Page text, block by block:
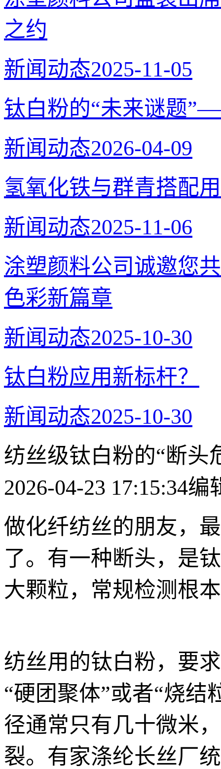
之约
新闻动态2025-11-05
钛白粉的“未来谜题
新闻动态2026-04-09
氢氧化铁与群青搭配
新闻动态2025-11-06
涂塑颜料公司诚邀您
色彩新篇章
新闻动态2025-10-30
​钛白粉应用新标杆？
新闻动态2025-10-30
纺丝级钛白粉的“断头
2026-04-23 17:15:34编
做化纤纺丝的朋友，
了。有一种断头，是
大颗粒，常规检测根
纺丝用的钛白粉，要
“硬团聚体”或者“烧结
径通常只有几十微米
裂。有家涤纶长丝厂